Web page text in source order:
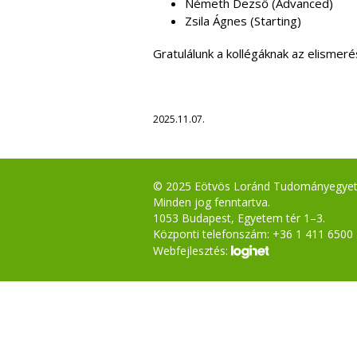
Németh Dezső (Advanced)
Zsila Ágnes (Starting)
Gratulálunk a kollégáknak az
2025.11.07.
© 2025 Eötvös Loránd
Minden jog fenntartva.
1053 Budapest, Egyetem tér 1–3.
Központi telefonszám: +36 1 411 6500
Webfejlesztés: